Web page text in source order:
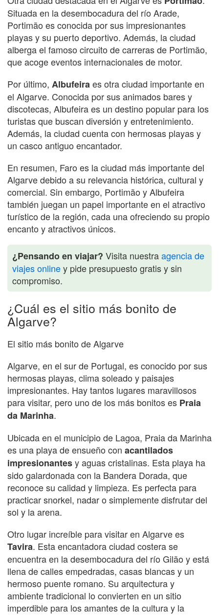
Situada en la desembocadura del río Arade,
Portimão es conocida por sus impresionantes
playas y su puerto deportivo. Además, la ciudad
alberga el famoso circuito de carreras de Portimão,
que acoge eventos internacionales de motor.
Por último, Albufeiraes otra ciudad importante en
el Algarve. Conocida por sus animados bares y
discotecas, Albufeira es un destino popular para los
turistas que buscan diversión y entretenimiento.
Además, la ciudad cuenta con hermosas playas y
un casco antiguo encantador.
En resumen, Faro es la ciudad más importante del
Algarve debido a su relevancia histórica, cultural y
comercial. Sin embargo, Portimão y Albufeira
también juegan un papel importante en el atractivo
turístico de la región, cada una ofreciendo su propio
encanto y atractivos únicos.
¿Pensando en viajar? Visita nuestraagencia de
viajes onliney pide presupuesto gratis y sin
compromiso.
¿Cuál es el sitio más bonito de
Algarve?
El sitio más bonito de Algarve
Algarve, en el sur de Portugal, es conocido por sus
hermosas playas, clima soleado y paisajes
impresionantes. Hay tantos lugares maravillosos
para visitar, pero uno de los más bonitos es Praia
da Marinha.
Ubicada en el municipio de Lagoa, Praia da Marinha
es una playa de ensueño con acantilados
impresionantesy aguas cristalinas. Esta playa ha
sido galardonada con la Bandera Dorada, que
reconoce su calidad y limpieza. Es perfecta para
practicar snorkel, nadar o simplemente disfrutar del
sol y la arena.
Otro lugar increíble para visitar en Algarve es
Tavira. Esta encantadora ciudad costera se
encuentra en la desembocadura del río Gilão y está
llena de calles empedradas, casas blancas y un
hermoso puente romano. Su arquitectura y
ambiente tradicional lo convierten en un sitio
imperdible para los amantes de la cultura y la